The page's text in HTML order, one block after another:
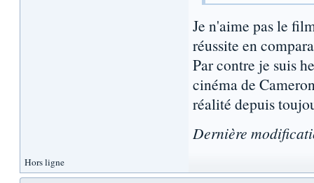
Je n'aime pas le
réussite en
Par contre je suis
cinéma de
réalité depuis
Dernière
Hors ligne